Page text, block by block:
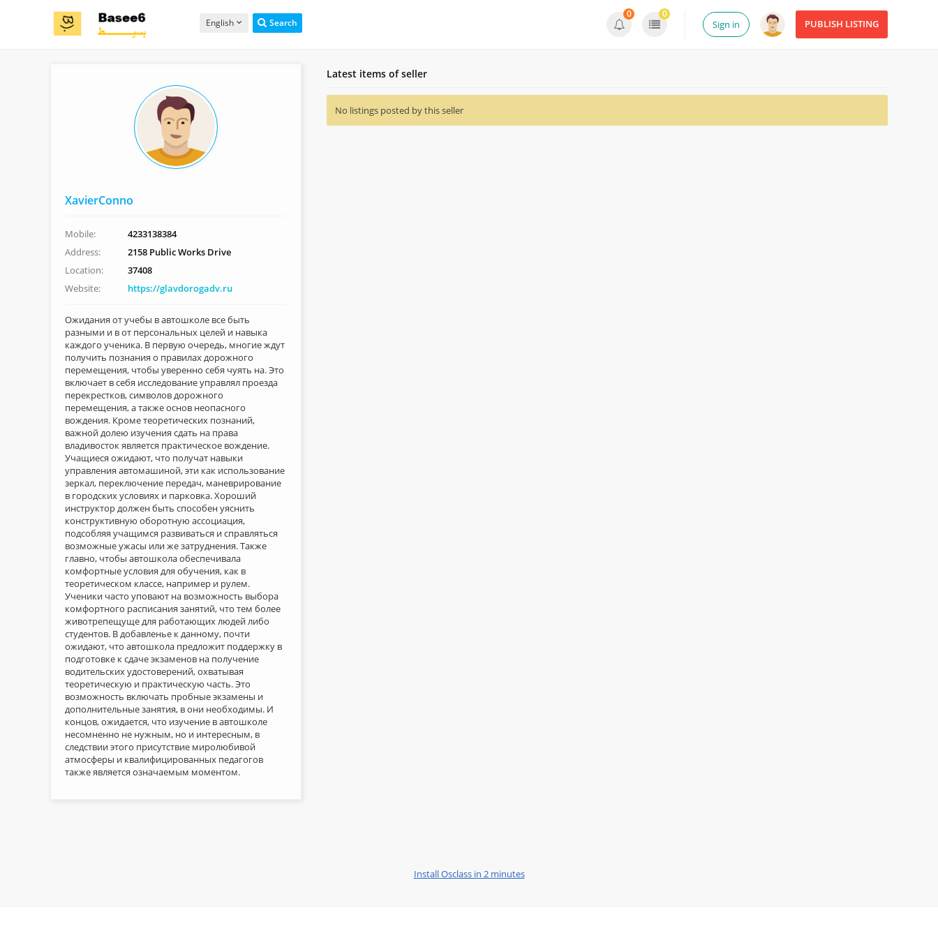
English Search PUBLISH LISTING
Sign in
0 0
XavierConno
Mobile:
4233138384
Address:
2158 Public Works Drive
Location:
37408
Website:
https://glavdorogadv.ru
Ожидания от учебы в автошколе все быть
разными и в от персональных целей и навыка
каждого ученика. В первую очередь, многие ждут
получить познания о правилах дорожного
перемещения, чтобы уверенно себя чуять на. Это
включает в себя исследование управлял проезда
перекрестков, символов дорожного
перемещения, а также основ неопасного
вождения. Кроме теоретических познаний,
важной долею изучения сдать на права
владивосток является практическое вождение.
Учащиеся ожидают, что получат навыки
управления автомашиной, эти как использование
зеркал, переключение передач, маневрирование
в городских условиях и парковка. Хороший
инструктор должен быть способен уяснить
конструктивную оборотную ассоциация,
подсобляя учащимся развиваться и справляться
возможные ужасы или же затруднения. Также
главно, чтобы автошкола обеспечивала
комфортные условия для обучения, как в
теоретическом классе, например и рулем.
Ученики часто уповают на возможность выбора
комфортного расписания занятий, что тем более
животрепещуще для работающих людей либо
студентов. В добавленье к данному, почти
ожидают, что автошкола предложит поддержку в
подготовке к сдаче экзаменов на получение
водительских удостоверений, охватывая
теоретическую и практическую часть. Это
возможность включать пробные экзамены и
дополнительные занятия, в они необходимы. И
концов, ожидается, что изучение в автошколе
несомненно не нужным, но и интересным, в
следствии этого присутствие миролюбивой
атмосферы и квалифицированных педагогов
также является означаемым моментом.
Latest items of seller
No listings posted by this seller
Install Osclass in 2 minutes